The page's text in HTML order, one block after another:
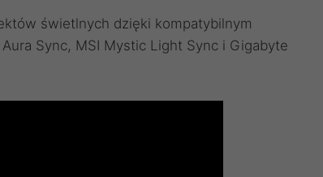
świetlnych dzięki kompatybilnym
Sync, MSI Mystic Light Sync i Gigabyte